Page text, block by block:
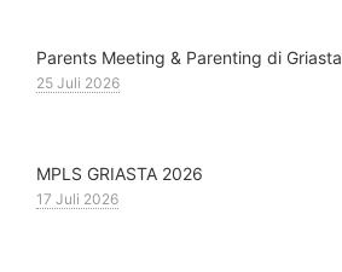
Parents Meeting & Parenting di Griasta
25 Juli 2026
MPLS GRIASTA 2026
17 Juli 2026